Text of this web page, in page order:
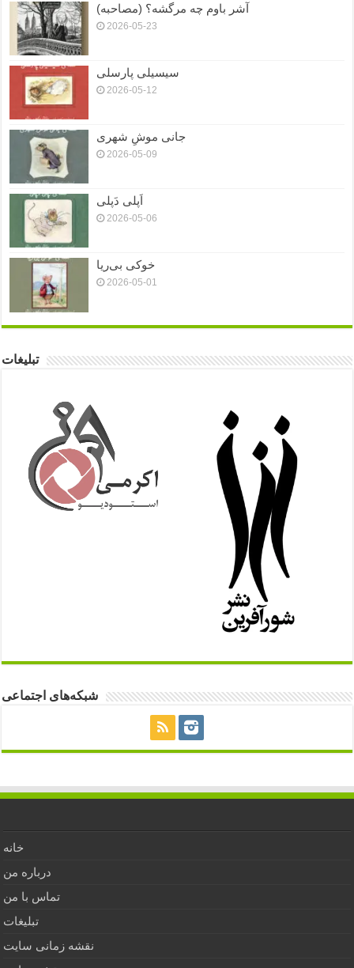
آشر باوم چه مرگشه؟ (مصاحبه)
2026-05-23
سیسیلی پارسلی
2026-05-12
جانی موشِ شهری
2026-05-09
اَپلی دَپلی
2026-05-06
خوکی بی‌ریا
2026-05-01
تبلیغات
شبکه‌های اجتماعی
خانه
درباره من
تماس با من
تبلیغات
نقشه زمانی سایت